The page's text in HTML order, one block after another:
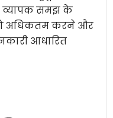
व्यापक समझ के
अधिकतम करने और
आधारित